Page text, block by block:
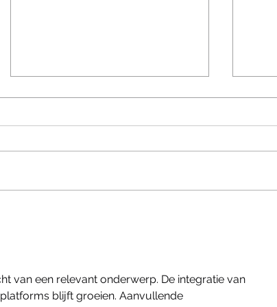
van een relevant onderwerp. De integratie van
blijft groeien. Aanvullende